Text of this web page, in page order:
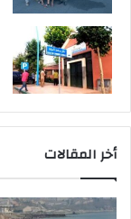
أخر المقالات